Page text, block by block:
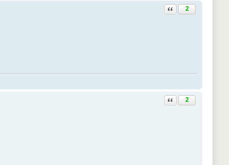
Ответить с цитатой
2
Ответить с цитатой
2